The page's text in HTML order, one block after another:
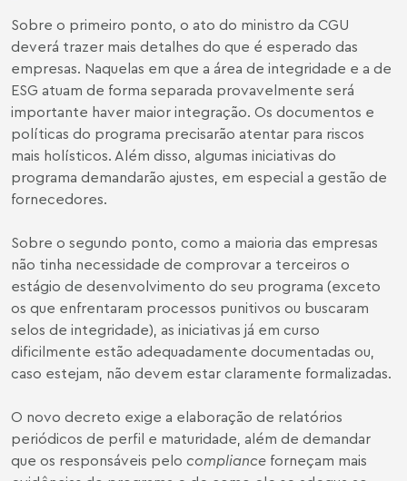
Sobre o primeiro ponto, o ato do ministro da CGU
deverá trazer mais detalhes do que é esperado das
empresas. Naquelas em que a área de integridade e a de
ESG atuam de forma separada provavelmente será
importante haver maior integração. Os documentos e
políticas do programa precisarão atentar para riscos
mais holísticos. Além disso, algumas iniciativas do
programa demandarão ajustes, em especial a gestão de
fornecedores.
Sobre o segundo ponto, como a maioria das empresas
não tinha necessidade de comprovar a terceiros o
estágio de desenvolvimento do seu programa (exceto
os que enfrentaram processos punitivos ou buscaram
selos de integridade), as iniciativas já em curso
dificilmente estão adequadamente documentadas ou,
caso estejam, não devem estar claramente formalizadas.
O novo decreto exige a elaboração de relatórios
periódicos de perfil e maturidade, além de demandar
que os responsáveis pelo compliance forneçam mais